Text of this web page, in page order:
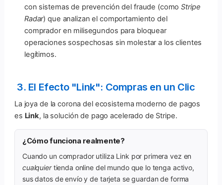
con sistemas de prevención del fraude (comoStripe
Radar) que analizan el comportamiento del
comprador en milisegundos para bloquear
operaciones sospechosas sin molestar a los clientes
legítimos.
3. El Efecto "Link": Compras en un Clic
La joya de la corona del ecosistema moderno de pagos
es Link, la solución de pago acelerado de Stripe.
¿Cómo funciona realmente?
Cuando un comprador utiliza Link por primera vez en
cualquiertienda online del mundo que lo tenga activo,
sus datos de envío y de tarjeta se guardan de forma